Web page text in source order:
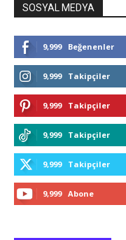
SOSYAL MEDYA
9,999 Beğenenler
9,999 Takipçiler
9,999 Takipçiler
9,999 Takipçiler
9,999 Takipçiler
9,999 Abone